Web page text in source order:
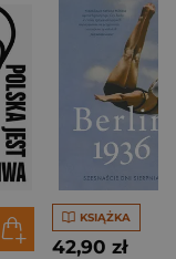
KSIĄŻKA
42,90 zł